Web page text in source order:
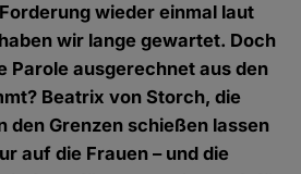
wieder einmal laut
wir lange gewartet. Doch
Parole ausgerechnet aus den
Beatrix von Storch, die
den Grenzen schießen lassen
auf die Frauen – und die